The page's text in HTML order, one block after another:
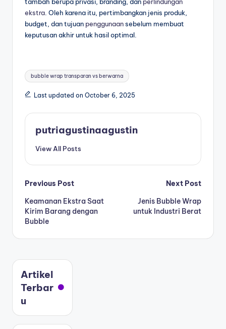
ekstra . Oleh karena itu, pertimbangkan jenis produk,
budget, dan tujuan penggunaansebelum membuat
keputusan akhir untuk hasil optimal.
bubble wrap transparan vs berwarna
Last updated on October 6, 2025
putriagustinaagustin
View All Posts
Previous Post
Keamanan Ekstra Saat
Kirim Barang dengan
Bubble
Next Post
Jenis Bubble Wrap
untuk Industri Berat
Artikel
Terbar
u